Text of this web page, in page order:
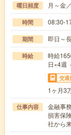
曜日頻度 月～金
時間 08:30-
期間 即日～
時給
時給
日×4週
交通
1ヶ月3
仕事内容
金融事
損害保
社から